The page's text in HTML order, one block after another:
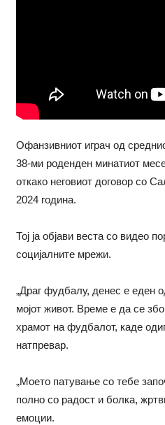
Офанзивниот играч од
38-ми роденден минатиот
откако неговиот договор со
2024 година.
Тој ја објави веста со видео
социјалните мрежи.
„Драг фудбалу, денес е еден
мојот живот. Време е да се
храмот на фудбалот, каде
натпревар.
„Моето патување со тебе
полно со радост и болка,
емоции.